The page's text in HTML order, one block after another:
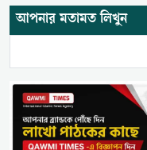
আপনার মতামত লিখুন